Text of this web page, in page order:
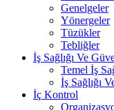
Genelgeler
Yönergeler
Tüzükler
Tebliğler
İş Sağlığı Ve
Temel İş
İş Sağlığı
İç Kontrol